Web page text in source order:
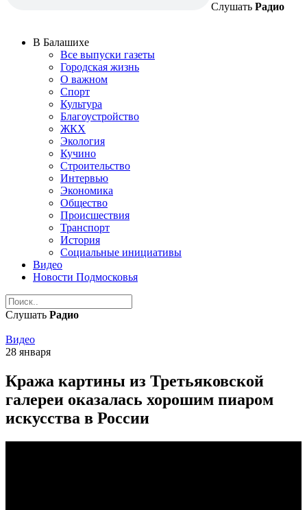
Слушать Радио
В Балашихе
Все выпуски газеты
Городская жизнь
О важном
Спорт
Культура
Благоустройство
ЖКХ
Экология
Кучино
Строительство
Интервью
Экономика
Общество
Происшествия
Транспорт
История
Социальные инициативы
Видео
Новости Подмосковья
Слушать Радио
Видео
28 января
Кража картины из Третьяковской
галереи оказалась хорошим пиаром
искусства в России